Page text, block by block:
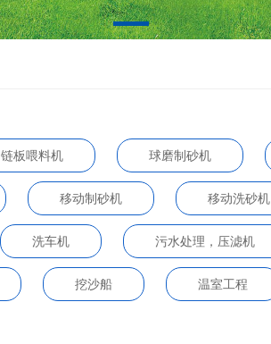
链板喂料机 球磨制砂机
移动制砂机 移动洗砂机
洗车机 污水处理，压滤机
挖沙船 温室工程